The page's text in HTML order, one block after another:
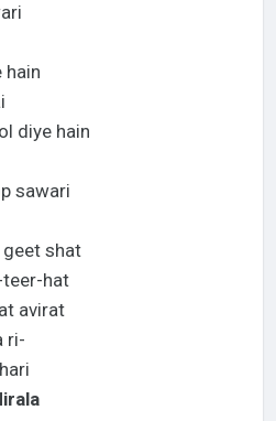
hain
diye hain
sawari
geet shat
hat
avirat
ri-